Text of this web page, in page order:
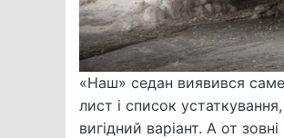
«Наш» седан виявився
лист і список
вигідний варіант. А от